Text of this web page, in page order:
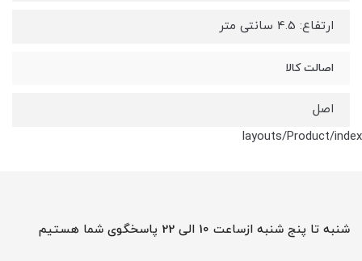
ارتفاع: 4.5 سانتی متر
اصالت کالا
اصل
layouts/Product/index
شنبه تا پنج شنبه ازساعت 10 الی 22 پاسخگوی شما هستیم